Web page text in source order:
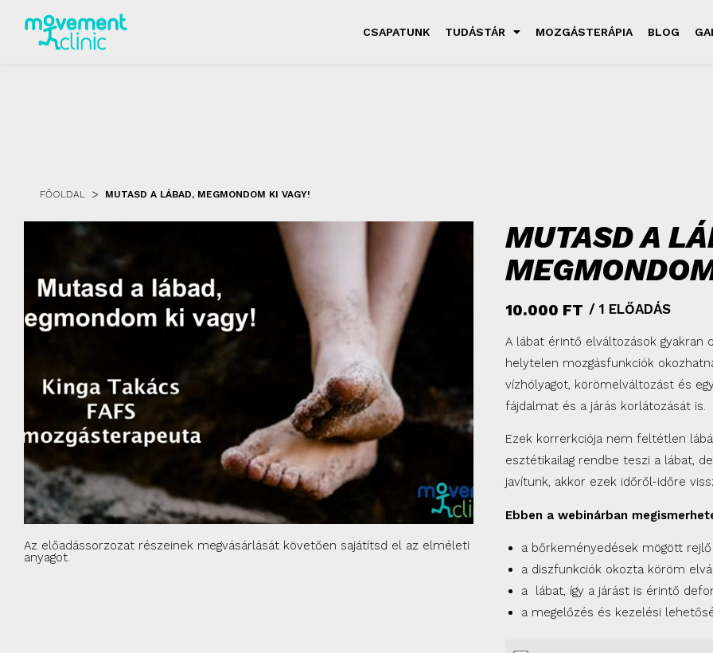
CSAPATUNK TUDÁSTÁR MOZGÁSTERÁPIA BLOG
FŐOLDAL > MUTASD A LÁBAD, MEGMONDOM KI VAGY!
Az előadássorzozat részeinek megvásárlását követően sajátítsd el az elméleti
anyagot.
MUTASD A
10.000 FT / 1 ELŐADÁS
A lábat érintő elváltozások gyakran
helytelen mozgásfunkciók
vízhólyagot, körömelváltozást és
fájdalmat és a járás korlátozását is.
Ezek korrerkciója nem feltétlen
esztétikailag rendbe teszi a lábat,
javítunk, akkor ezek időről-időre
Ebben a webinárban
a bőrkeményedések mögött
a diszfunkciók okozta köröm
a lábat, így a járást is érintő
a megelőzés és kezelési